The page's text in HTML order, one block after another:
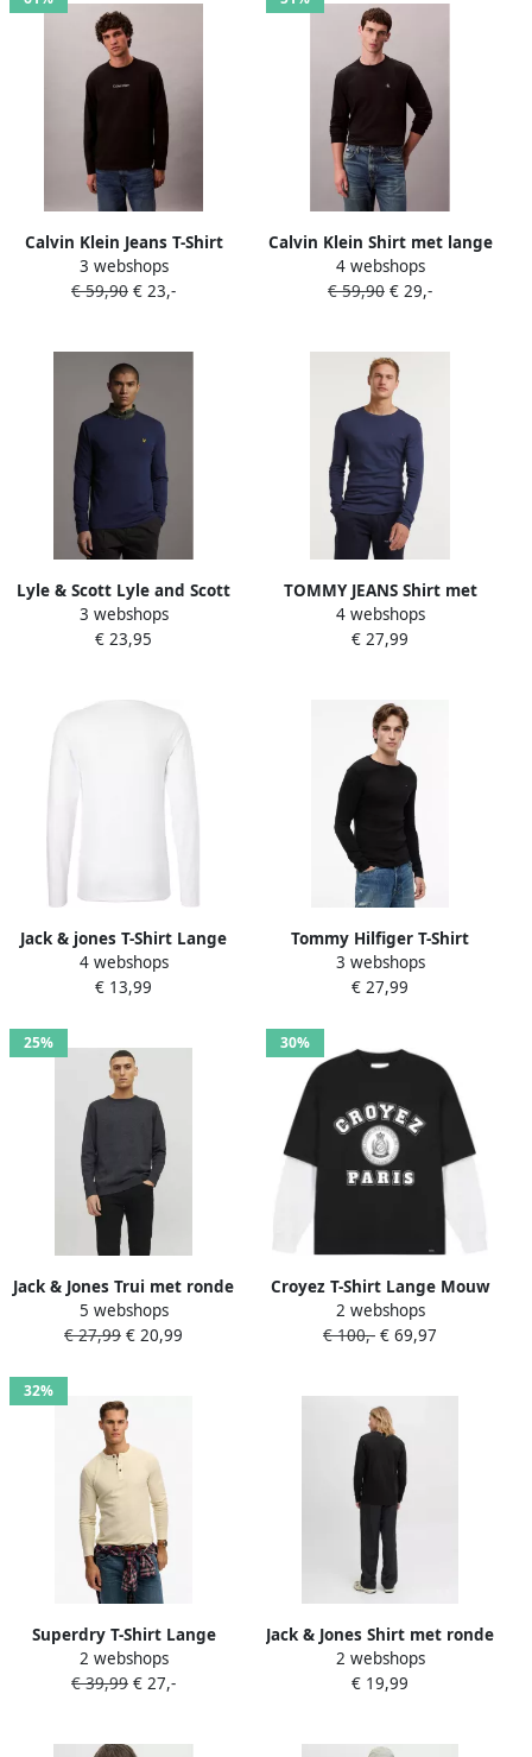
Calvin Klein Jeans T-Shirt
Lange Mouw LS RLXD
STANDARD LOGO CREWNK
3 webshops
€ 59,90 € 23,-
Calvin Klein Shirt met lange
mouwen LS EASY
MONOGRAM TEE Met ronde
4 webshops
€ 59,90 € 29,-
Lyle & Scott Lyle and Scott
Longsleeve T-shirt
Donkerblauw Blauw Heren
3 webshops
€ 23,95
TOMMY JEANS Shirt met
lange mouwen TJM
ORIGINAL RIB LONGSLEEVE
4 webshops
€ 27,99
Jack & jones T-Shirt Lange
Mouw Jack & Jones T-shirt
manches longues Jack Jones
4 webshops
€ 13,99
Tommy Hilfiger T-Shirt
Lange Mouw ORIGINAL RIB
LONGSLEEVE TEE
3 webshops
€ 27,99
25%
Jack & Jones Trui met ronde
hals JJEBASIC met ronde
hals ideaal voor werk en
5 webshops
€ 27,99 € 20,99
30%
Croyez T-Shirt Lange Mouw
8721091669700
2 webshops
€ 100,- € 69,97
32%
Superdry T-Shirt Lange
Mouw Trui Henley Textured
Ecru
2 webshops
€ 39,99 € 27,-
Jack & Jones Shirt met ronde
hals JJEORGANIC BASIC TEE
LS O-NECK NOOS
2 webshops
€ 19,99